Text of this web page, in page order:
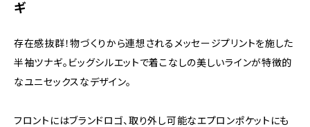
ギ
存在感抜群！物づくりから連想されるメッセージプリントを施した
半袖ツナギ。ビッグシルエットで着こなしの美しいラインが特徴的
なユニセックスなデザイン。
フロントにはブランドロゴ、取り外し可能なエプロンポケットにも